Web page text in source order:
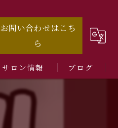
お問い合わせはこち
ら
サロン情報 ブログ